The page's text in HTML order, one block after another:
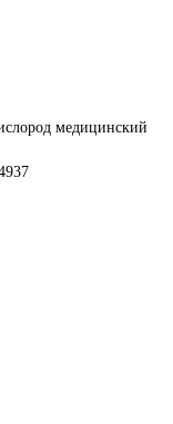
медицинский